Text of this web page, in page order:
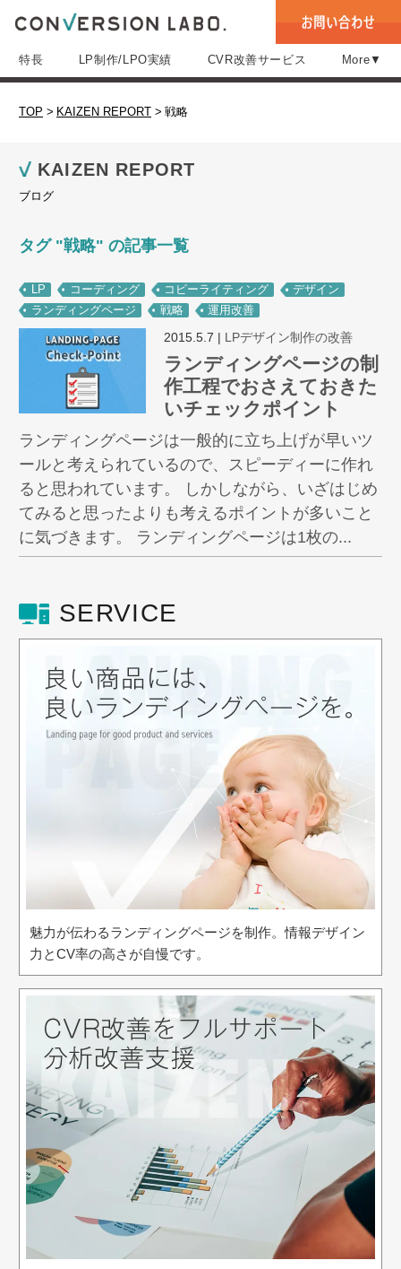
特長 LP制作/LPO実績 CVR改善サービス More▼
TOP > KAIZEN REPORT > 戦略
KAIZEN REPORT
ブログ
タグ "戦略" の記事一覧
LP コーディング コピーライティング
デザイン
ランディングページ
戦略 運用改善
2015.5.7 | LPデザイン制作の改善
ランディングページの制
作工程でおさえておきた
いチェックポイント
ランディングページは一般的に立ち上げが早いツ
ールと考えられているので、スピーディーに作れ
ると思われています。 しかしながら、いざはじめ
てみると思ったよりも考えるポイントが多いこと
に気づきます。 ランディングページは1枚の...
SERVICE
魅力が伝わるランディングページを制作。情報デザイン
力とCV率の高さが自慢です。